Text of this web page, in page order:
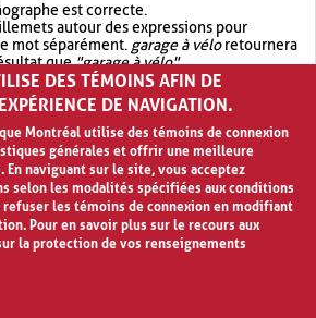
est correcte.
autour des expressions pour
mot séparément. garage à véloretournera
que"garage à vélo".
votre recherche avec OR.garage OR vélo
plus de résultat quegarage à vélo
DES TÉMOINS AFIN DE
DE NAVIGATION.
Montréal utilise des témoins de connexion
générales et offrir une meilleure
En naviguant sur le site, vous acceptez
selon les modalités spécifiées aux conditions
refuser les témoins de connexion en modifiant
Pour en savoir plus sur le recours aux
la protection de vos renseignements